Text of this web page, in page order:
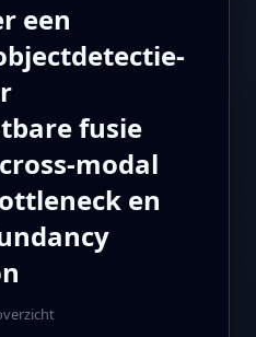
een
fusie
en